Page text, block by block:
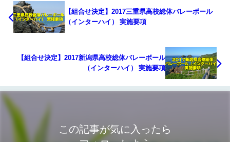
【組合せ決定】2017三重県高校総体バレーボール
（インターハイ） 実施要項
【組合せ決定】2017新潟県高校総体バレーボール
（インターハイ） 実施要項
この記事が気に入ったら